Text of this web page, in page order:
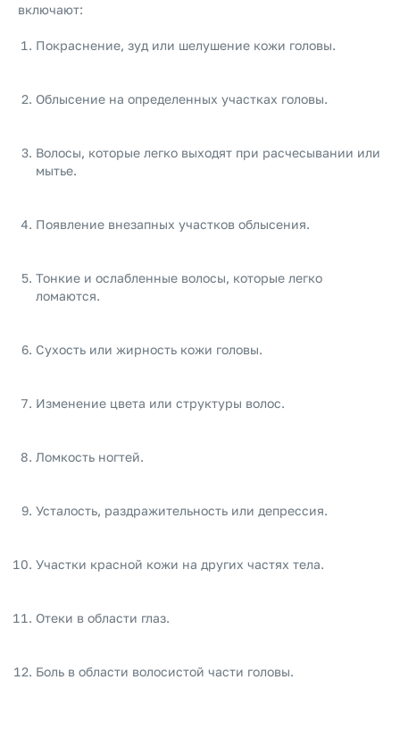
включают:
Покраснение, зуд или шелушение кожи головы.
Облысение на определенных участках головы.
Волосы, которые легко выходят при расчесывании или
мытье.
Появление внезапных участков облысения.
Тонкие и ослабленные волосы, которые легко
ломаются.
Сухость или жирность кожи головы.
Изменение цвета или структуры волос.
Ломкость ногтей.
Усталость, раздражительность или депрессия.
Участки красной кожи на других частях тела.
Отеки в области глаз.
Боль в области волосистой части головы.